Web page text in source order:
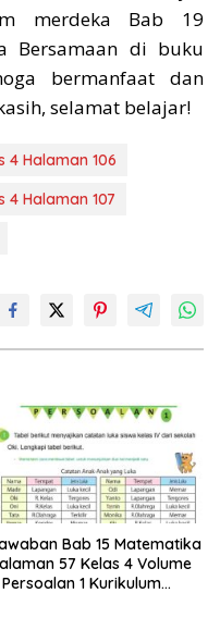
merdeka Bab 19
Bersamaan di buku
bermanfaat dan
selamat belajar!
4 Halaman 106
Halaman 107
Bab 15 Matematika
57 Kelas 4 Volume
Persoalan 1 Kurikulum